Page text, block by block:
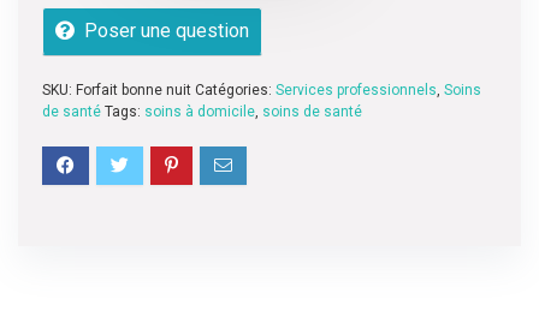
Poser une question
SKU: Forfait bonne nuit Catégories: Services professionnels Soins
de santé Tags: soins à domicile soins de santé